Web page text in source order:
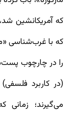
که آمریکا‌نشین
که با غرب‌شناسی
را در چارچوب
می‌گیرند؛ زمانی